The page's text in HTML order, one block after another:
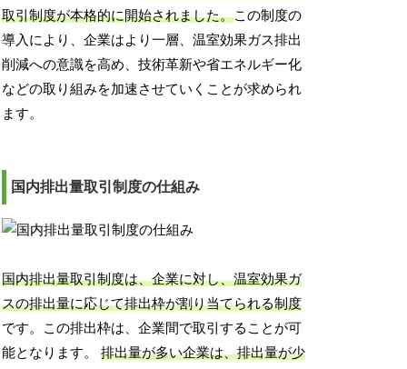
取引制度が本格的に開始されました。この制度の
導入により、企業はより一層、温室効果ガス排出
削減への意識を高め、技術革新や省エネルギー化
などの取り組みを加速させていくことが求められ
ます。
国内排出量取引制度の仕組み
国内排出量取引制度は、企業に対し、温室効果ガ
スの排出量に応じて排出枠が割り当てられる制度
です。この排出枠は、企業間で取引することが可
能となります。排出量が多い企業は、排出量が少